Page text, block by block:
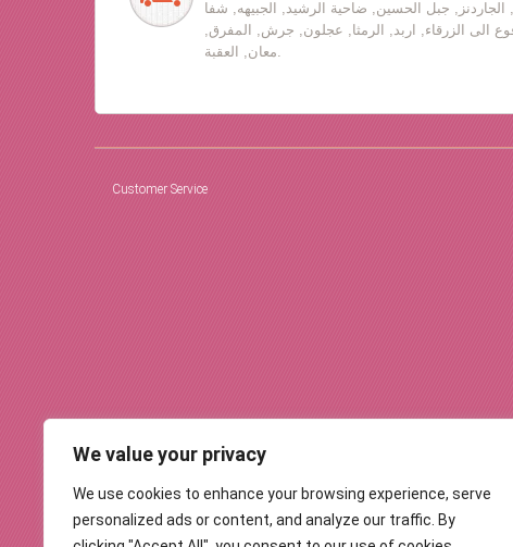
We value your privacy
We use cookies to enhance your browsing experience, serve
personalized ads or content, and analyze our traffic. By
الجاردنز, جبل الحسين, ضاحية الرشيد, الجبيهه, شفا
الى الزرقاء, اربد, الرمثا, عجلون, جرش, المفرق,
معان, العقبة.
Customer Service